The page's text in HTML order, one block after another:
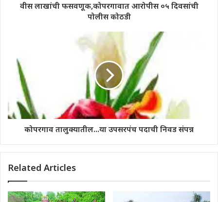
वीस लाखांची फसवणूक,कोपरगावात आरोपीस ०५ दिवसांची
पोलीस कोठडी
कोपरगाव तालुक्यातील...या उपसरपंच पदाची निवड संपन्न
Related Articles